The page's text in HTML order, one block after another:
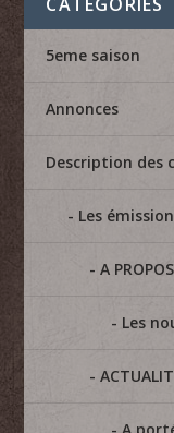
5eme saison
Annonces
Description des
Les
A
Les